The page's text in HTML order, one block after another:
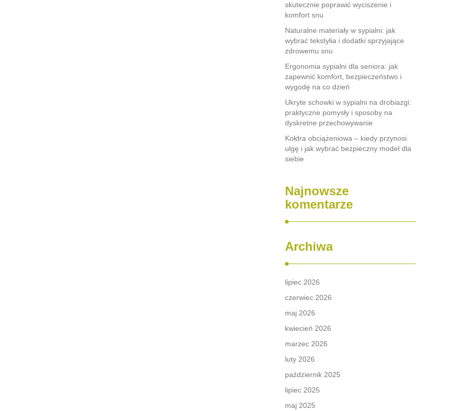
skutecznie poprawić wyciszenie i
komfort snu
Naturalne materiały w sypialni: jak
wybrać tekstylia i dodatki sprzyjające
zdrowemu snu
Ergonomia sypialni dla seniora: jak
zapewnić komfort, bezpieczeństwo i
wygodę na co dzień
Ukryte schowki w sypialni na drobiazgi:
praktyczne pomysły i sposoby na
dyskretne przechowywanie
Kołdra obciążeniowa – kiedy przynosi
ulgę i jak wybrać bezpieczny model dla
siebie
Najnowsze
komentarze
Archiwa
lipiec 2026
czerwiec 2026
maj 2026
kwiecień 2026
marzec 2026
luty 2026
październik 2025
lipiec 2025
maj 2025